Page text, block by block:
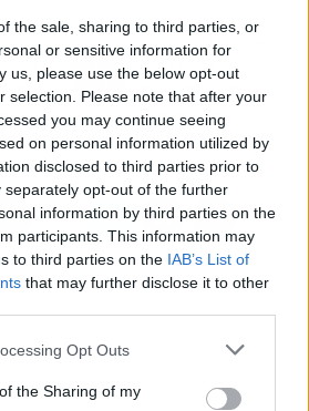
the sale, sharing to third parties, or
or sensitive information for
us, please use the below opt-out
selection. Please note that after your
you may continue seeing
on personal information utilized by
disclosed to third parties prior to
separately opt-out of the further
information by third parties on the
participants. This information may
to third parties on the IAB’s List of
that may further disclose it to other
Opt Outs
the Sharing of my
que
de
Artículo siguiente
Joan Laporta, Víctor
Font o Toni Freixa:
¿quién es mejor
presidente para el Barça?